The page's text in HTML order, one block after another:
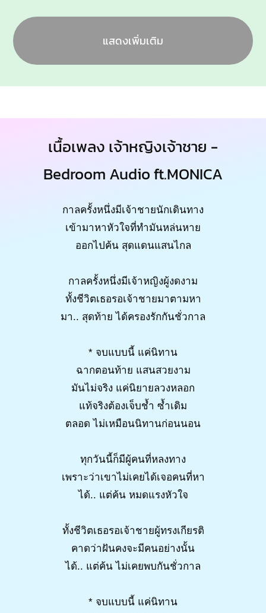
แสดงเพิ่มเติม
เนื้อเพลง เจ้าหญิงเจ้าชาย -
Bedroom Audio ft.MONICA
กาลครั้งหนึ่งมีเจ้าชายนักเดินทาง
เข้ามาหาหัวใจที่ทำมันหล่นหาย
ออกไปค้น สุดแดนแสนไกล
กาลครั้งหนึ่งมีเจ้าหญิงผู้งดงาม
ทั้งชีวิตเธอรอเจ้าชายมาตามหา
มา.. สุดท้าย ได้ครองรักกันชั่วกาล
* จบแบบนี้ แค่นิทาน
ฉากตอนท้าย แสนสวยงาม
มันไม่จริง แค่นิยายลวงหลอก
แท้จริงต้องเจ็บช้ำ ซ้ำเดิม
ตลอด ไม่เหมือนนิทานก่อนนอน
ทุกวันนี้ก็มีผู้คนที่หลงทาง
เพราะว่าเขาไม่เคยได้เจอคนที่หา
ได้.. แต่ค้น หมดแรงหัวใจ
ทั้งชีวิตเธอรอเจ้าชายผู้ทรงเกียรติ
คาดว่าฝันคงจะมีคนอย่างนั้น
ได้.. แต่ค้น ไม่เคยพบกันชั่วกาล
* จบแบบนี้ แค่นิทาน